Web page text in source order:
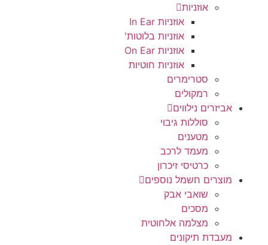
אוזניות
אוזניות In Ear
אוזניות בלוטות'
אוזניות On Ear
אוזניות חוטיות
סטרימרים
רמקולים
אביזרים נילווים
סוללות גיבוי
מטענים
מעמד לרכב
כרטיסי זיכרון
מוצרים חשמל נוספים
שואבי אבק
מסכים
מצלמה אלחוטית
מעבדת תיקונים